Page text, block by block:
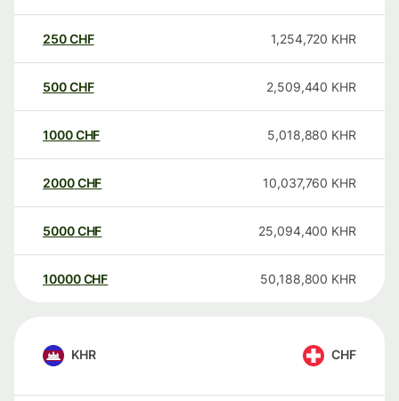
250CHF 1,254,720 KHR
500CHF 2,509,440 KHR
1000CHF 5,018,880 KHR
2000CHF 10,037,760 KHR
5000CHF 25,094,400 KHR
10000 CHF 50,188,800 KHR
KHR CHF